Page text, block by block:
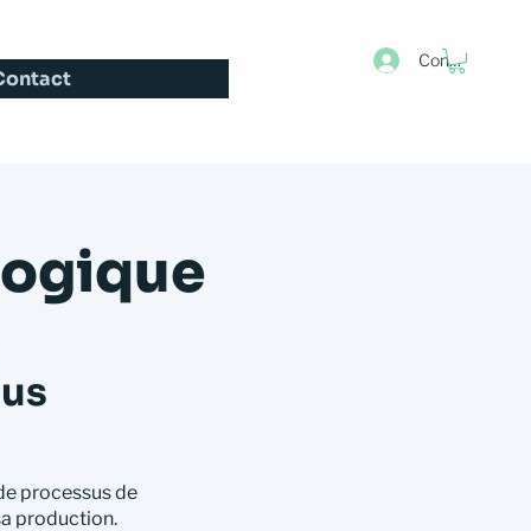
Connexion
processus de
production.